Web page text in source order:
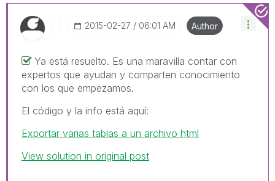
‎2015-02-27 06:01 AM Author
Ya está resuelto. Es una maravilla contar con
expertos que ayudan y comparten conocimiento
con los que empezamos.
El código y la info está aquí:
Exportar varias tablas a un archivo html
View solution in original post